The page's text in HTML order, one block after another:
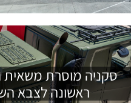
סקניה מוסרת משאית
ראשונה לצבא